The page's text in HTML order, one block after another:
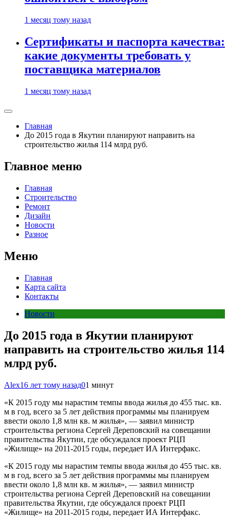
1 месяц тому назад
Сертификаты и паспорта качества:
какие документы требовать у
поставщика материалов
1 месяц тому назад
Главная
До 2015 года в Якутии планируют направить на
строительство жилья 114 млрд руб.
Главное меню
Главная
Строительство
Ремонт
Дизайн
Новости
Разное
Меню
Главная
Карта сайта
Контакты
Новости
До 2015 года в Якутии планируют
направить на строительство жилья 114
млрд руб.
Alex16 лет тому назад01 минут
«К 2015 году мы нарастим темпы ввода жилья до 455 тыс. кв.
м в год, всего за 5 лет действия программы мы планируем
ввести около 1,8 млн кв. м жилья», — заявил министр
строительства региона Сергей Дереповский на совещании
правительства Якутии, где обсуждался проект РЦП
«Жилище» на 2011-2015 годы, передает ИА Интерфакс.
«К 2015 году мы нарастим темпы ввода жилья до 455 тыс. кв.
м в год, всего за 5 лет действия программы мы планируем
ввести около 1,8 млн кв. м жилья», — заявил министр
строительства региона Сергей Дереповский на совещании
правительства Якутии, где обсуждался проект РЦП
«Жилище» на 2011-2015 годы, передает ИА Интерфакс.